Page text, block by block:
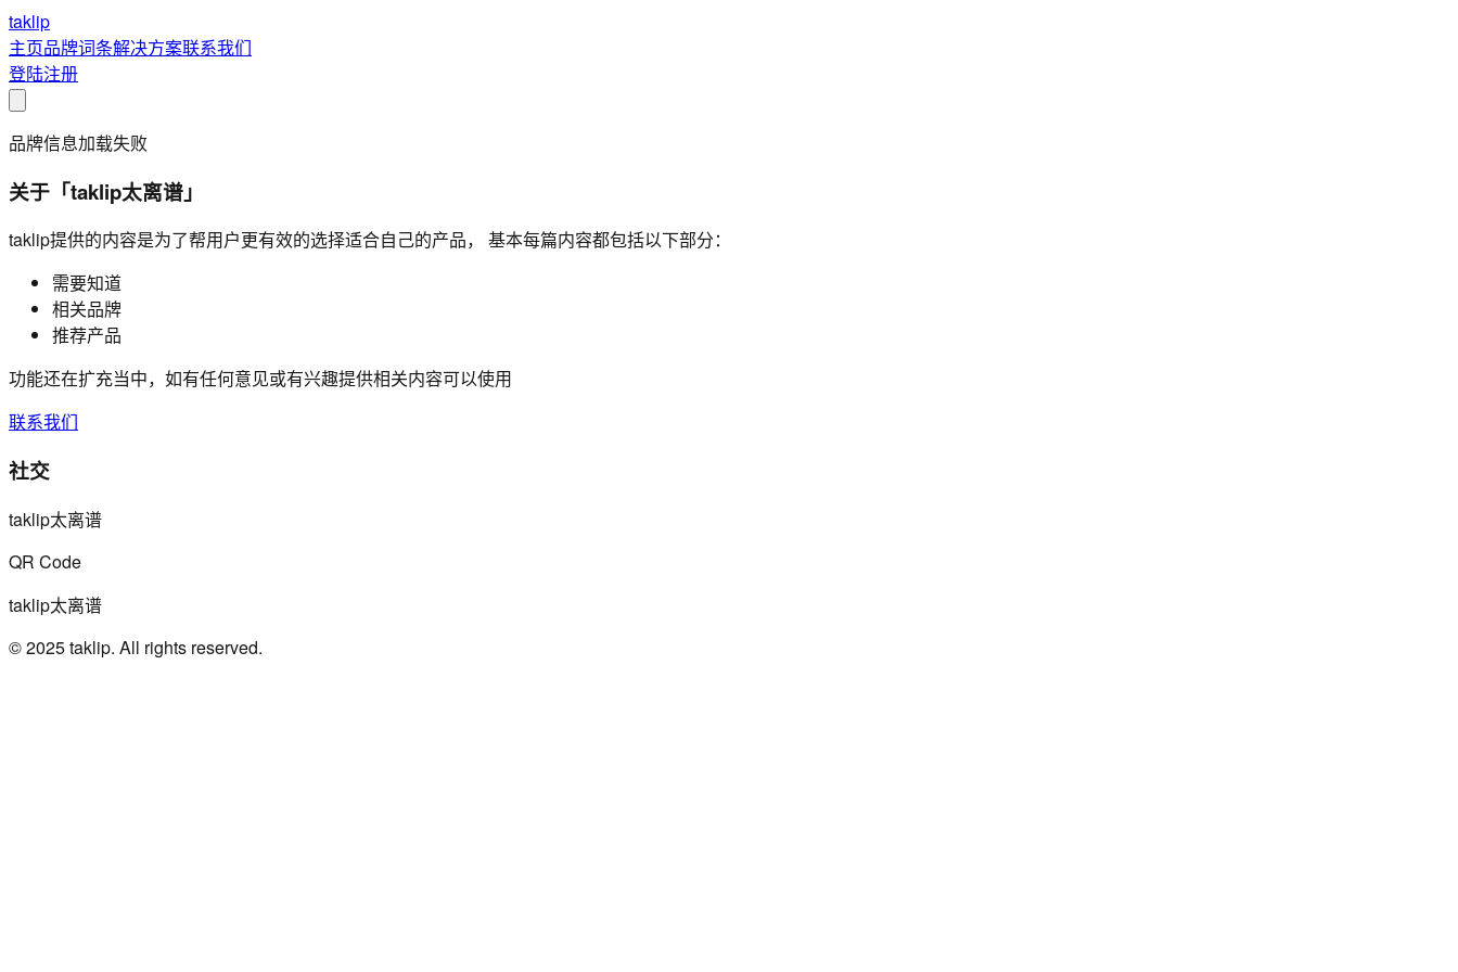
taklip
主页品牌词条解决方案联系我们
登陆注册
品牌信息加载失败
关于「taklip太离谱」
taklip提供的内容是为了帮用户更有效的选择适合自己的产品， 基本每篇内容都包括以下部分：
需要知道
相关品牌
推荐产品
功能还在扩充当中，如有任何意见或有兴趣提供相关内容可以使用
联系我们
社交
taklip太离谱
QR Code
taklip太离谱
© 2025 taklip. All rights reserved.